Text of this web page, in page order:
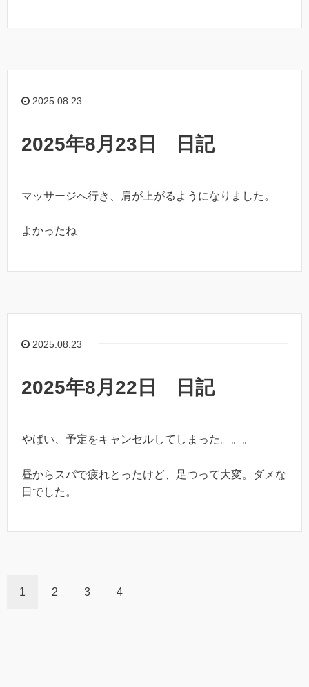
2025.08.23
2025年8月23日 日記
マッサージへ行き、肩が上がるようになりました。
よかったね
2025.08.23
2025年8月22日 日記
やばい、予定をキャンセルしてしまった。。。
昼からスパで疲れとったけど、足つって大変。ダメな
日でした。
1 2 3 4